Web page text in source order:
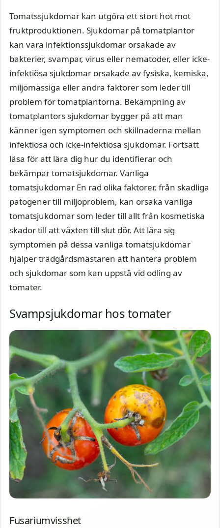
Tomatssjukdomar kan utgöra ett stort hot mot
fruktproduktionen. Sjukdomar på tomatplantor
kan vara infektionssjukdomar orsakade av
bakterier, svampar, virus eller nematoder, eller icke-
infektiösa sjukdomar orsakade av fysiska, kemiska,
miljömässiga eller andra faktorer som leder till
problem för tomatplantorna. Bekämpning av
tomatplantors sjukdomar bygger på att man
känner igen symptomen och skillnaderna mellan
infektiösa och icke-infektiösa sjukdomar. Fortsätt
läsa för att lära dig hur du identifierar och
bekämpar tomatsjukdomar. Vanliga
tomatsjukdomar En rad olika faktorer, från skadliga
patogener till miljöproblem, kan orsaka vanliga
tomatsjukdomar som leder till allt från kosmetiska
skador till att växten till slut dör. Att lära sig
symptomen på dessa vanliga tomatsjukdomar
hjälper trädgårdsmästaren att hantera problem
och sjukdomar som kan uppstå vid odling av
tomater.
Svampsjukdomar hos tomater
Fusariumvisshet